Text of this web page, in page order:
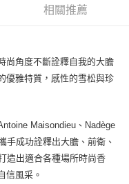
相關推薦
尚角度不斷詮釋自我的大膽
優雅特質，感性的雪松與珍
Maisondieu、Nadège
手成功詮釋出大膽、前衛、
造出適合各種場所時尚香
信風采。